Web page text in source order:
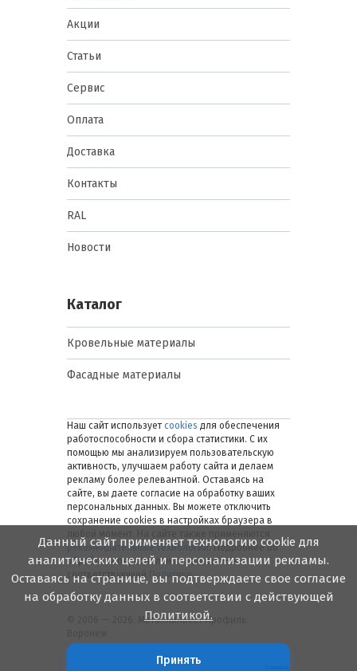
Акции
Статьи
Сервис
Оплата
Доставка
Контакты
RAL
Новости
Каталог
Кровельные материалы
Фасадные материалы
Наш сайт использует cookies для обеспечения
работоспособности и сбора статистики. С их
помощью мы анализируем пользовательскую
активность, улучшаем работу сайта и делаем
рекламу более релевантной. Оставаясь на
сайте, вы даете согласие на обработку ваших
персональных данных. Вы можете отключить
сохранение cookies в настройках браузера в
рекомендательные технологии. Подробнее об
обработке персональных данных — в
соответствующей
Политике.
© 2006 — 2026. Металлинвест Профиль.
Данный сайт применяет технологию cookie для
аналитических целей и персонализации рекламы.
Оставаясь на странице, вы подтверждаете свое согласие
на обработку данных в соответствии с действующей
Политикой.
Принять